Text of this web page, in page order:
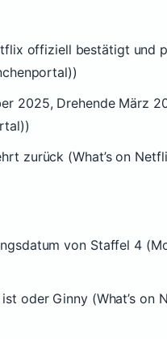
offiziell bestätigt und
2025, Drehende März
zurück (What’s on
von Staffel 4
oder Ginny (What’s on